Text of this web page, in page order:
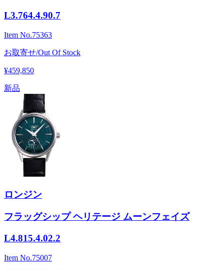
L3.764.4.90.7
Item No.75363
お取寄せ/Out Of Stock
¥459,850
新品
ロンジン
フラッグシップ ヘリテージ ムーンフェイズ
L4.815.4.02.2
Item No.75007